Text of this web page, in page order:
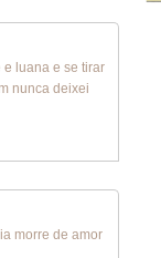
e luana e se tirar
nunca deixei
morre de amor